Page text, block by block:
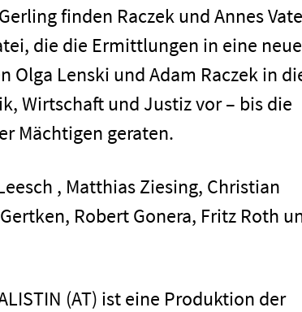
finden Raczek und Annes
die die Ermittlungen in eine neue
Lenski und Adam Raczek in
Wirtschaft und Justiz vor – bis die
Mächtigen geraten.
, Matthias Ziesing, Christian
Robert Gonera, Fritz Roth
(AT) ist eine Produktion der